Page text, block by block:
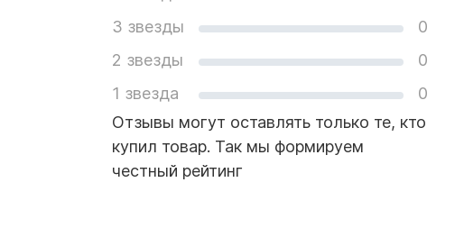
3 звезды
0
2 звезды
0
1 звезда
0
Отзывы могут оставлять только те, кто
купил товар. Так мы формируем
честный рейтинг